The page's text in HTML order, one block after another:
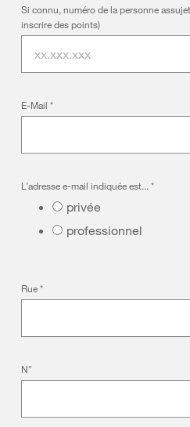
Si connu, numéro de la personne
inscrire des points)
E-Mail *
L’adresse e-mail indiquée est... *
privée
professionnel
Rue*
N°